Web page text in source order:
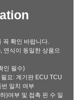
꼭 확인 바랍니다.
연식이 동일한 상품으
인 필수)
요: 계기판 ECU TCU
일치 여부
)여부 및 접촉 핀 수 일